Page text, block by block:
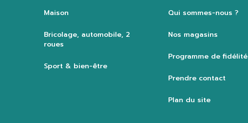
Maison
Bricolage, automobile, 2
roues
Sport & bien-être
Qui sommes-nous ?
Nos magasins
Programme de fidélité
Prendre contact
Plan du site